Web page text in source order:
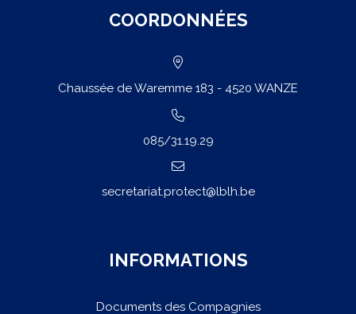
COORDONNÉES
Chaussée de Waremme 183 - 4520 WANZE
085/31.19.29
secretariat.protect@lblh.be
INFORMATIONS
Documents des Compagnies